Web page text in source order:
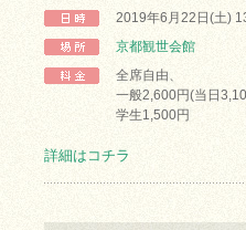
2019年6月22日(土)
京都観世会館
全席自由、
一般2,600円(当日
学生1,500円
詳細はコチラ